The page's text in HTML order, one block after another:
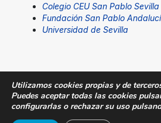
Colegio CEU San Pablo Sevilla
Fundación San Pablo
Universidad de Sevilla
© Fundación San Pablo
Utilizamos cookies propias y de
Puedes aceptar todas las cookies
configurarlas o rechazar su uso